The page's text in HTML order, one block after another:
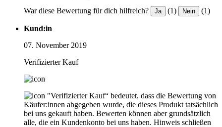
War diese Bewertung für dich hilfreich? Ja (1) Nein (1)
Kund:in
07. November 2019
Verifizierter Kauf
"Verifizierter Kauf“ bedeutet, dass die Bewertung von
Käufer:innen abgegeben wurde, die dieses Produkt tatsächlich
bei uns gekauft haben. Bewerten können aber grundsätzlich
alle, die ein Kundenkonto bei uns haben. Hinweis schließen